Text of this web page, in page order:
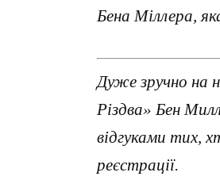
Бена Міллера,
Дуже зручно на
Різдва» Бен
відгуками тих,
реєстрації.